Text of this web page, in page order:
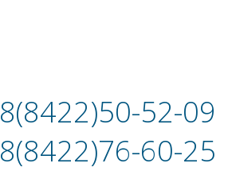
8(8422)50-52-09
8(8422)76-60-25